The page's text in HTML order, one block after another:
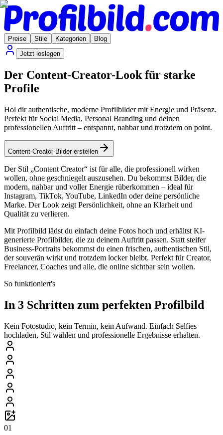
Preise Stile Kategorien
Blog
Jetzt loslegen
Der Content-Creator-Look für starke
Profile
Hol dir authentische, moderne Profilbilder mit Energie und Präsenz.
Perfekt für Social Media, Personal Branding und deinen
professionellen Auftritt – entspannt, nahbar und trotzdem on point.
Content-Creator-Bilder erstellen
Der Stil „Content Creator“ ist für alle, die professionell wirken
wollen, ohne geschniegelt auszusehen. Du bekommst Bilder, die
modern, nahbar und voller Energie rüberkommen – ideal für
Instagram, TikTok, YouTube, LinkedIn oder deine persönliche
Marke. Der Look zeigt Persönlichkeit, ohne an Klarheit und
Qualität zu verlieren.
Mit Profilbild lädst du einfach deine Fotos hoch und erhältst KI-
generierte Profilbilder, die zu deinem Auftritt passen. Statt steifer
Business-Portraits bekommst du einen frischen, authentischen Stil,
der souverän wirkt und trotzdem locker bleibt. Perfekt für Creator,
Freelancer, Coaches und alle, die online sichtbar sein wollen.
So funktioniert's
In 3 Schritten zum perfekten Profilbild
Kein Fotostudio, kein Termin, kein Aufwand. Einfach Selfies
hochladen, Stil wählen und professionelle Ergebnisse erhalten.
01